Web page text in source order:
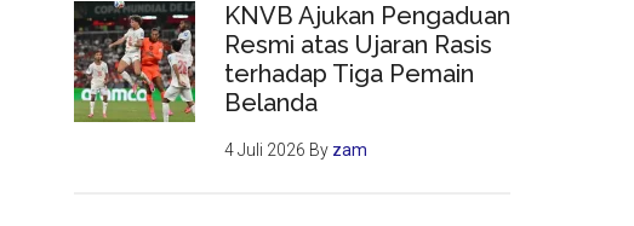
KNVB Ajukan Pengaduan
Resmi atas Ujaran Rasis
terhadap Tiga Pemain
Belanda
4 Juli 2026 By zam